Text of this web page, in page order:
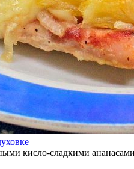
кисло-сладкими